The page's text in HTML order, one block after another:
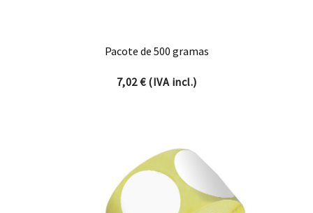
Pacote de 500 gramas
7,02€(IVA incl.)